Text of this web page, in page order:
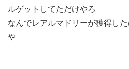
ルゲットしてただけやろ
なんでレアルマドリーが獲得し
や